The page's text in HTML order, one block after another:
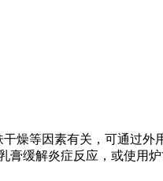
燥等因素有关，可通过
缓解炎症反应，或使用